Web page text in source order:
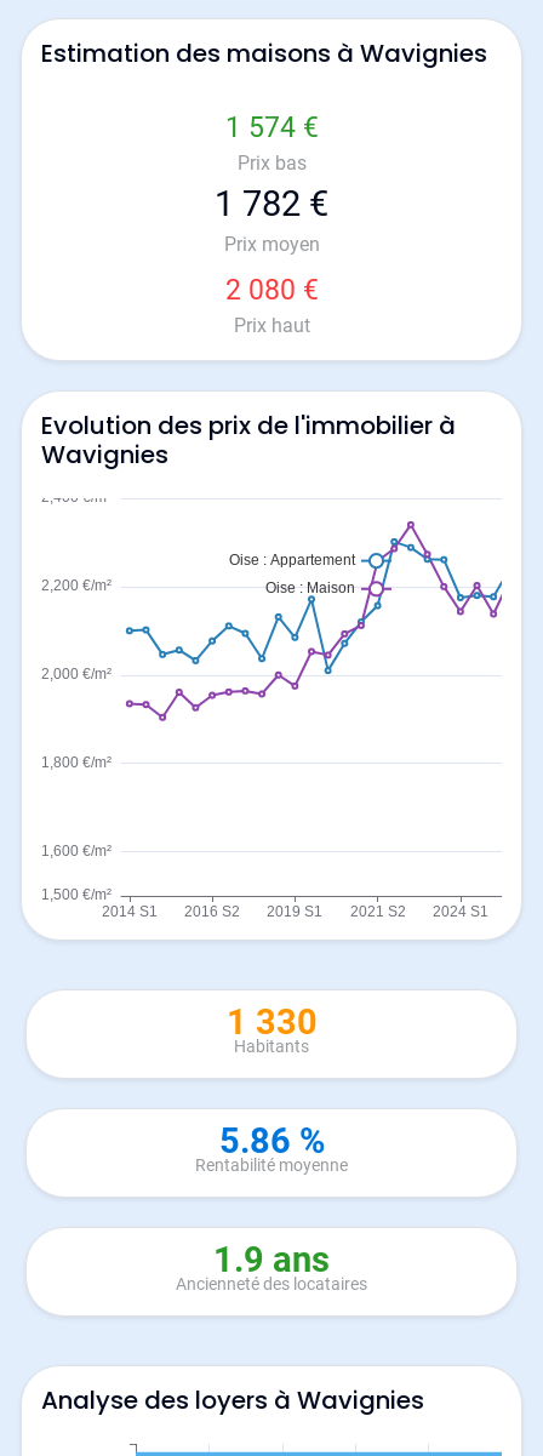
Estimation des maisons à Wavignies
1 574 €
Prix bas
1 782 €
Prix moyen
2 080 €
Prix haut
Evolution des prix de l'immobilier à
Wavignies
1 330
Habitants
5.86 %
Rentabilité moyenne
1.9 ans
Ancienneté des locataires
Analyse des loyers à Wavignies